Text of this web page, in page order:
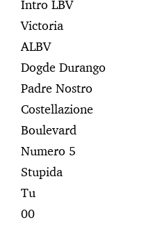
Intro LBV
Victoria
ALBV
Dogde Durango
Padre Nostro
Costellazione
Boulevard
Numero 5
Stupida
Tu
00